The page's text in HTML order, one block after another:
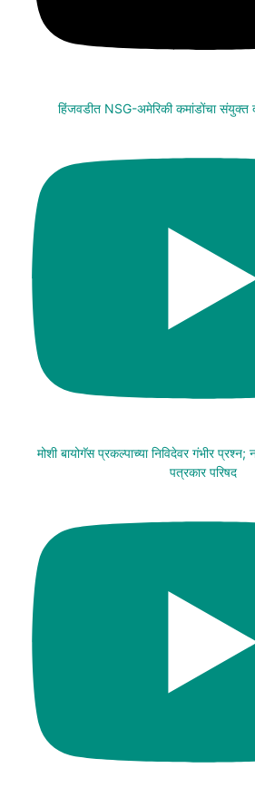
हिंजवडीत NSG-अमेरिकी कमांडोंचा संयुक्त
मोशी बायोगॅस प्रकल्पाच्या निविदेवर गंभीर
पत्रकार परिषद